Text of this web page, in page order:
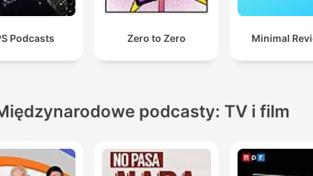
Podcasts Zero to Zero Minimal
podcasty: TV i film